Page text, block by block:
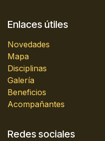
Enlaces útiles
Novedades
Mapa
Disciplinas
Galería
Beneficios
Acompañantes
Redes sociales